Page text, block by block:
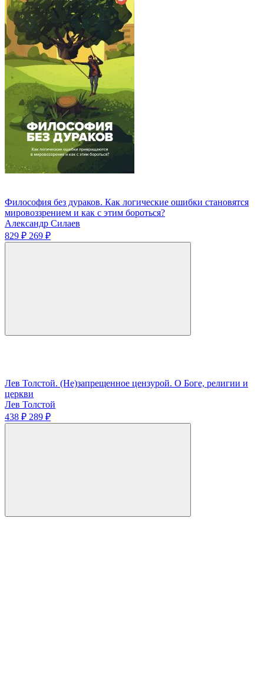
Философия без дураков. Как логические ошибки становятся
мировоззрением и как с этим бороться?
Александр Силаев
829 ₽ 269 ₽
Лев Толстой. (Не)запрещенное цензурой. О Боге, религии и
церкви
Лев Толстой
438 ₽ 289 ₽